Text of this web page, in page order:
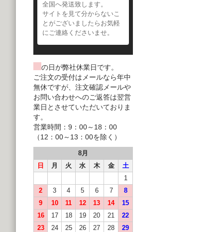
全国へ発送致します。
サイトを見て分からないこ
とがございましたらお気軽
にご連絡くださいませ。
の日が弊社休業日です。
ご注文の受付はメールなら年中
無休ですが、注文確認メールや
お問い合わせへのご返答は翌営
業日とさせていただいておりま
す。
営業時間：9：00～18：00
（12：00～13：00を除く）
8月
日
月 火 水 木 金
土
1
2
3 4 5 6 7
8
9
10 11 12 13 14
15
16
17 18 19 20 21
22
23
24 25 26 27 28
29